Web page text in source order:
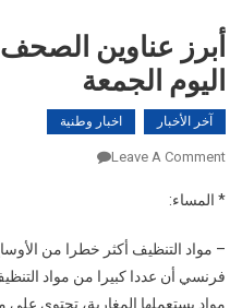
أبرز عناوين
اليوم الجمعة
آخر الأخبار اخبار وطنية
Leave A Comment
الوطنية
الصادرة
* المساء:
– مواد التنظيف أكثر خطرا من
فرنسي أن عددا كبيرا من مواد
مواد يستعملها المغاربة، تحتوي